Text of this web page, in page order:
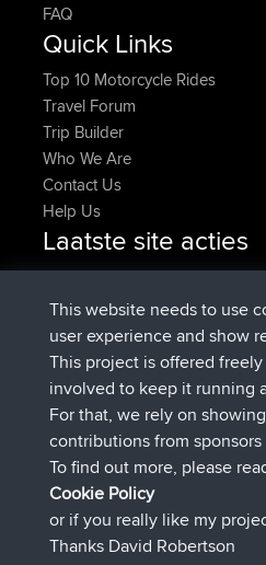
FAQ
Quick Links
Top 10 Motorcycle Rides
Travel Forum
Trip Builder
Who We Are
Contact Us
Help Us
Laatste site acties
denerocharlesgeregistreerd
TheMagusgeregistreerd op
popovazarigeregistreerd op
DeadOutside geregistreerd
geleden
Rocinante geregistreerd op
FlyingBlackbirdUpvoted
Coastal blast Pt 14 hrs, 21
Connect
This website needs to use
user experience and show
This project is offered
involved to keep it running
For that, we rely on
contributions from sponsors
To find out more, please
Cookie Policy
or if you really like my
Thanks David Robertson